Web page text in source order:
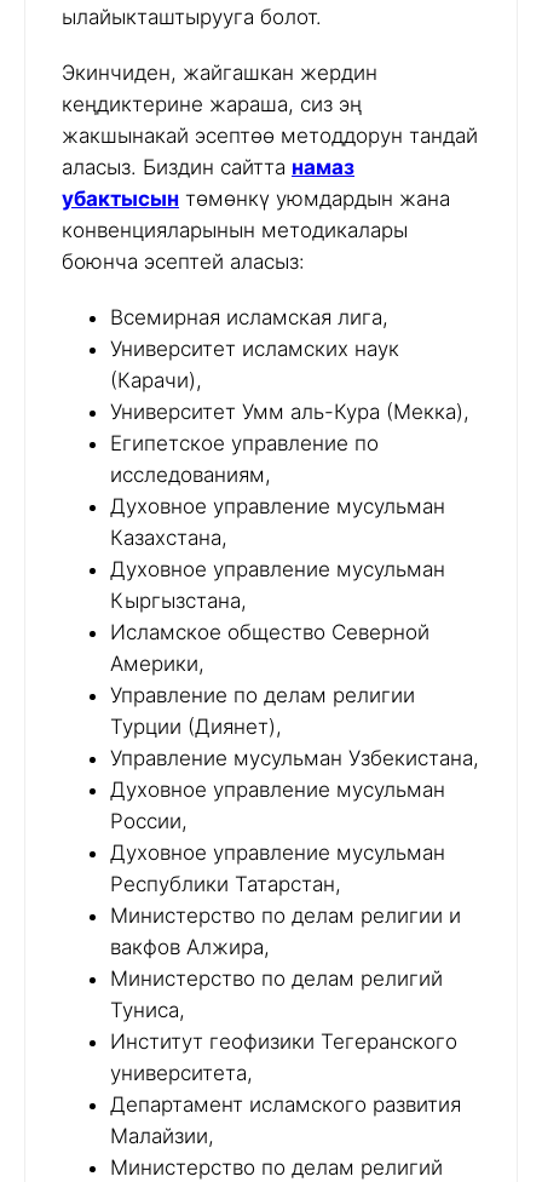
ылайыкташтырууга болот.
Экинчиден, жайгашкан жердин
кеңдиктерине жараша, сиз эң
жакшынакай эсептөө методдорун тандай
аласыз. Биздин сайтта намаз
убактысын төмөнкү уюмдардын жана
конвенцияларынын методикалары
боюнча эсептей аласыз:
Всемирная исламская лига,
Университет исламских наук
(Карачи),
Университет Умм аль-Кура (Мекка),
Египетское управление по
исследованиям,
Духовное управление мусульман
Казахстана,
Духовное управление мусульман
Кыргызстана,
Исламское общество Северной
Америки,
Управление по делам религии
Турции (Диянет),
Управление мусульман Узбекистана,
Духовное управление мусульман
России,
Духовное управление мусульман
Республики Татарстан,
Министерство по делам религии и
вакфов Алжира,
Министерство по делам религий
Туниса,
Институт геофизики Тегеранского
университета,
Департамент исламского развития
Малайзии,
Министерство по делам религий